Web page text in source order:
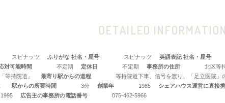
DETAILED INFORMATION
スピナッツ ふりがな 社名・屋号 スピナッツ 英語表記 社名・屋号
対可能時間 不定期 定休日 不定期 事務所の住所 北区等
等持院道」
最寄り駅からの道程
等持院道下車、信号を渡り、「足立医院
駅からの所要時間 3分 創業年 1985 シェアハウス運営に直接
1995 広告主の事務所の電話番号 075-462-5966